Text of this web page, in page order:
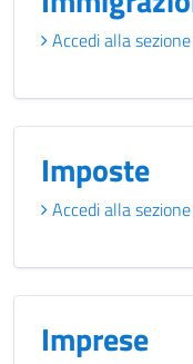
Accedi alla
Imposte
Accedi alla
Imprese